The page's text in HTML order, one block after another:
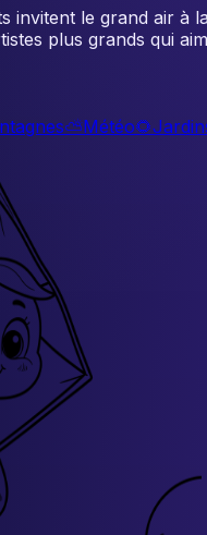
invitent le grand air à
plus grands qui
⛅Météo🌻